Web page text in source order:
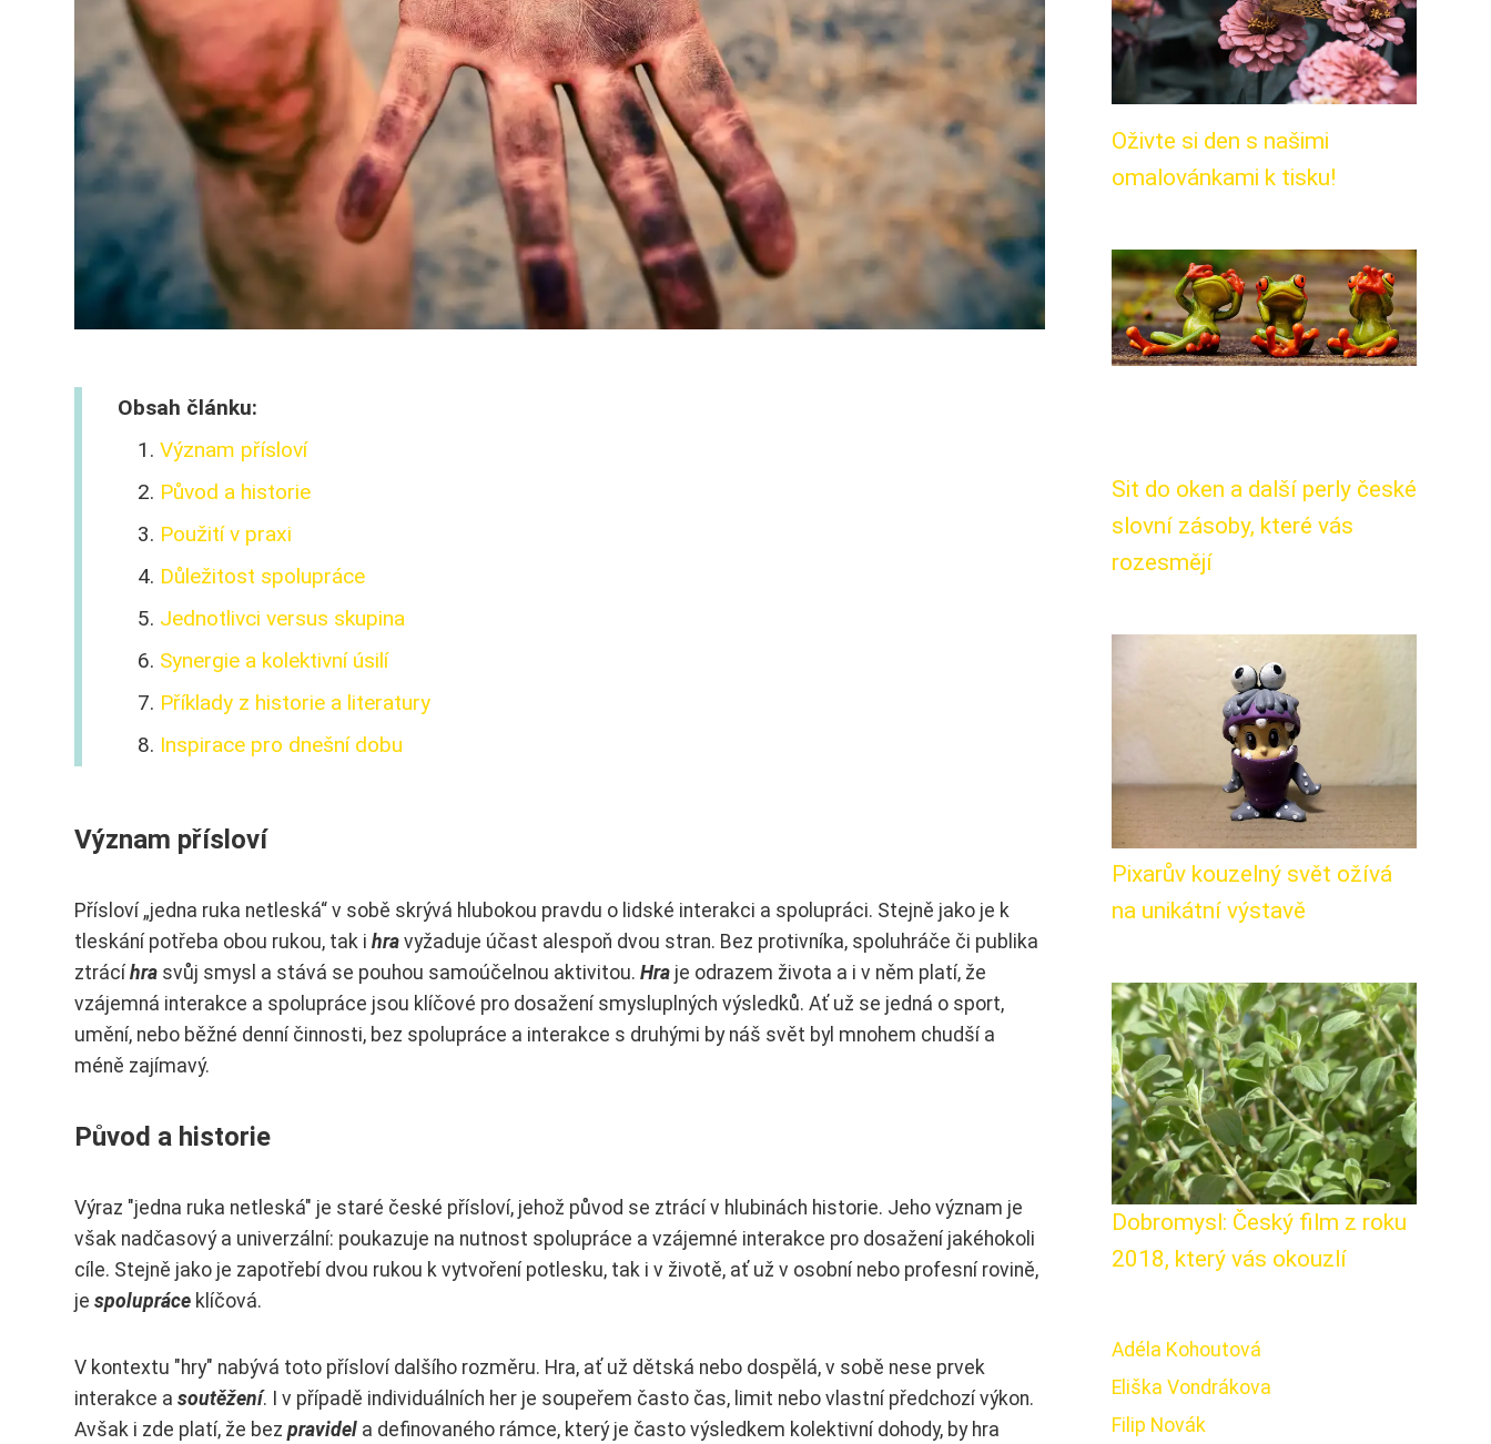
Obsah článku:
Význam přísloví
Původ a historie
Použití v praxi
Důležitost spolupráce
Jednotlivci versus skupina
Synergie a kolektivní úsilí
Příklady z historie a literatury
Inspirace pro dnešní dobu
Význam přísloví
Přísloví „jedna ruka netleská“ v sobě skrývá hlubokou pravdu o lidské interakci a spolupráci. Stejně jako je k
tleskání potřeba obou rukou, tak i hra vyžaduje účast alespoň dvou stran. Bez protivníka, spoluhráče či publika
ztrácíhra svůj smysl a stává se pouhou samoúčelnou aktivitou. Hra je odrazem života a i v něm platí, že
vzájemná interakce a spolupráce jsou klíčové pro dosažení smysluplných výsledků. Ať už se jedná o sport,
umění, nebo běžné denní činnosti, bez spolupráce a interakce s druhými by náš svět byl mnohem chudší a
méně zajímavý.
Původ a historie
Výraz "jedna ruka netleská" je staré české přísloví, jehož původ se ztrácí v hlubinách historie. Jeho význam je
však nadčasový a univerzální: poukazuje na nutnost spolupráce a vzájemné interakce pro dosažení jakéhokoli
cíle. Stejně jako je zapotřebí dvou rukou k vytvoření potlesku, tak i v životě, ať už v osobní nebo profesní rovině,
je spolupráce klíčová.
V kontextu "hry" nabývá toto přísloví dalšího rozměru. Hra, ať už dětská nebo dospělá, v sobě nese prvek
interakce a soutěžení. I v případě individuálních her je soupeřem často čas, limit nebo vlastní předchozí výkon.
Avšak i zde platí, že bez pravidel a definovaného rámce, který je často výsledkem kolektivní dohody, by hra
Oživte si den s našimi
omalovánkami k tisku!
Sit do oken a další perly české
slovní zásoby, které vás
rozesmějí
Pixarův kouzelný svět ožívá
na unikátní výstavě
Dobromysl: Český film z roku
2018, který vás okouzlí
Adéla Kohoutová
Eliška Vondrákova
Filip Novák